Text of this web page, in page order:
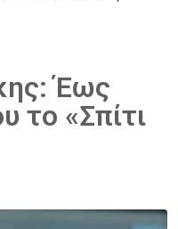
Έως
το «Σπίτι